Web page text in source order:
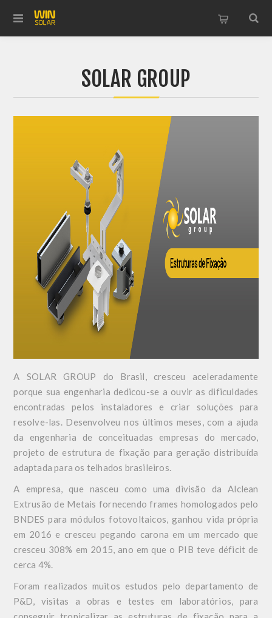
SOLAR GROUP
A SOLAR GROUP do Brasil, cresceu aceleradamente
porque sua engenharia dedicou-se a ouvir as dificuldades
encontradas pelos instaladores e criar soluções para
resolve-las. Desenvolveu nos últimos meses, com a ajuda
da engenharia de conceituadas empresas do mercado,
projeto de estrutura de fixação para geração distribuída
adaptada para os telhados brasileiros.
A empresa, que nasceu como uma divisão da Alclean
Extrusão de Metais fornecendo frames homologados pelo
BNDES para módulos fotovoltaicos, ganhou vida própria
em 2016 e cresceu pegando carona em um mercado que
cresceu 308% em 2015, ano em que o PIB teve déficit de
cerca 4%.
Foram realizados muitos estudos pelo departamento de
P&D, visitas a obras e testes em laboratórios, para